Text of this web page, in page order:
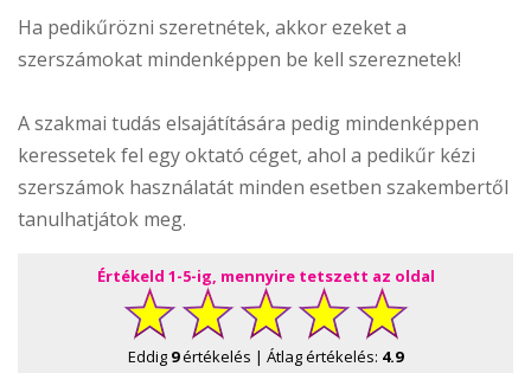
Ha pedikűrözni szeretnétek, akkor ezeket a
szerszámokat mindenképpen be kell szereznetek!
A szakmai tudás elsajátítására pedig mindenképpen
keressetek fel egy oktató céget, ahol a pedikűr kézi
szerszámok használatát minden esetben szakembertől
tanulhatjátok meg.
Értékeld 1-5-ig, mennyire tetszett az oldal
Eddig 9értékelés | Átlag értékelés: 4.9